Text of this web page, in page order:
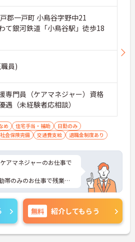
郡一戸町 小鳥谷字野中21
て銀河鉄道「小鳥谷駅」徒歩18
員)
専門員（ケアマネジャー）資格
（未経験者応相談）
め 住宅手当・補助
日勤のみ
社会保険完備 交通費支給 退職金制度あり
アマネジャーのお仕事で
帯のみのお仕事で残業も
にしながら働ける環境で
ポイントなど、さらに詳
軽にご相談ください。
無料 紹介してもらう